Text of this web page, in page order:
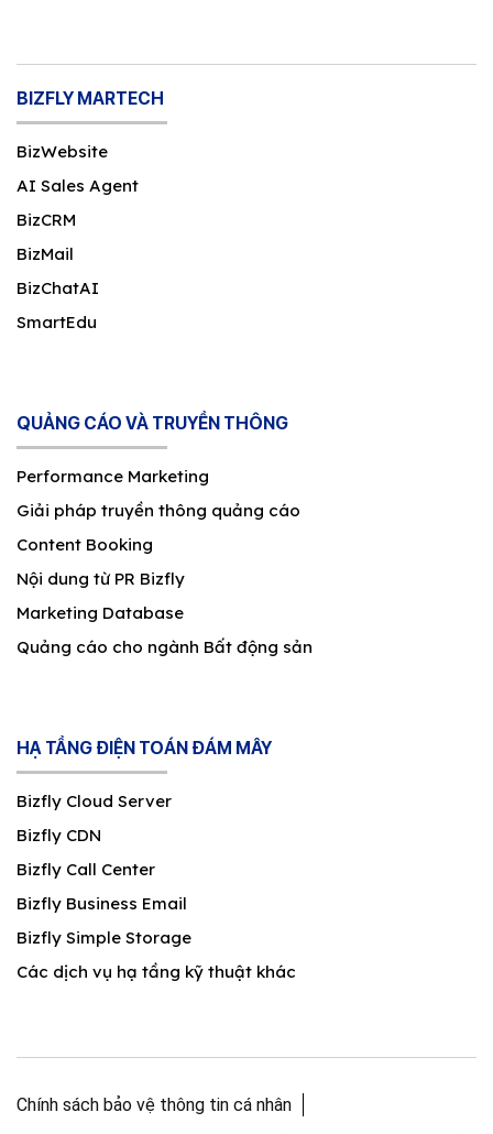
BIZFLY MARTECH
BizWebsite
AI Sales Agent
BizCRM
BizMail
BizChatAI
SmartEdu
QUẢNG CÁO VÀ TRUYỀN THÔNG
Performance Marketing
Giải pháp truyền thông quảng cáo
Content Booking
Nội dung từ PR Bizfly
Marketing Database
Quảng cáo cho ngành Bất động sản
HẠ TẦNG ĐIỆN TOÁN ĐÁM MÂY
Bizfly Cloud Server
Bizfly CDN
Bizfly Call Center
Bizfly Business Email
Bizfly Simple Storage
Các dịch vụ hạ tầng kỹ thuật khác
Chính sách bảo vệ thông tin cá nhân